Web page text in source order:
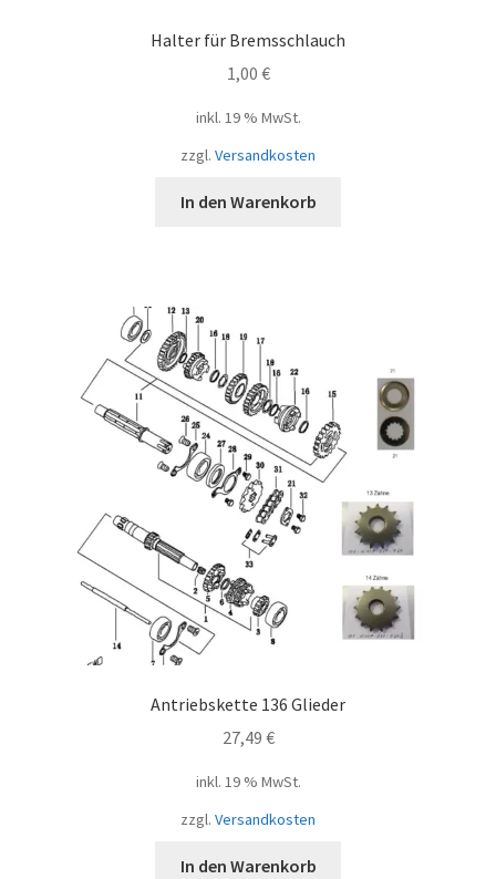
Halter für Bremsschlauch
1,00 €
inkl. 19 % MwSt.
zzgl. Versandkosten
In den Warenkorb
Antriebskette 136 Glieder
27,49 €
inkl. 19 % MwSt.
zzgl. Versandkosten
In den Warenkorb